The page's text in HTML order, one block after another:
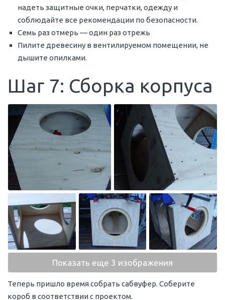
надеть защитные очки, перчатки, одежду и
соблюдайте все рекомендации по безопасности.
Семь раз отмерь — один раз отрежь
Пилите древесину в вентилируемом помещении, не
дышите опилками.
Шаг 7: Сборка корпуса
Показать еще 3 изображения
Теперь пришло время собрать сабвуфер. Соберите
короб в соответствии с проектом.